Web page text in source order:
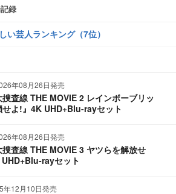
録
い芸人ランキング（7位）
年08月26日発売
捜査線 THE MOVIE 2 レインボーブリッ
せよ!』4K UHD+Blu-rayセット
年08月26日発売
捜査線 THE MOVIE 3 ヤツらを解放せ
rayセット
年12月10日発売